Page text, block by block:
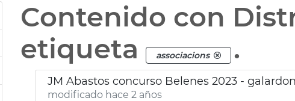
Contenido con
etiqueta
associacions .
JM Abastos concurso Belenes 2023 -
modificado hace 2 años